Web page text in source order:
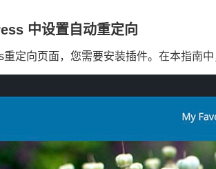
中设置自动重定向
重定向页面，您需要安装插件。在本指南